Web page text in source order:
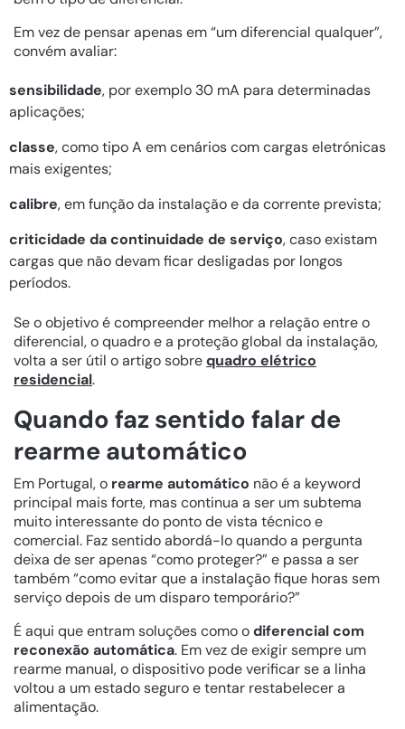
Em vez de pensar apenas em “um diferencial qualquer”,
convém avaliar:
sensibilidade, por exemplo 30 mA para determinadas
aplicações;
classe, como tipo A em cenários com cargas eletrónicas
mais exigentes;
calibre, em função da instalação e da corrente prevista;
criticidade da continuidade de serviço, caso existam
cargas que não devam ficar desligadas por longos
períodos.
Se o objetivo é compreender melhor a relação entre o
diferencial, o quadro e a proteção global da instalação,
volta a ser útil o artigo sobrequadro elétrico
residencial.
Quando faz sentido falar de
rearme automático
Em Portugal, o rearme automático não é a keyword
principal mais forte, mas continua a ser um subtema
muito interessante do ponto de vista técnico e
comercial. Faz sentido abordá-lo quando a pergunta
deixa de ser apenas “como proteger?” e passa a ser
também “como evitar que a instalação fique horas sem
serviço depois de um disparo temporário?”
É aqui que entram soluções como odiferencial com
reconexão automática. Em vez de exigir sempre um
rearme manual, o dispositivo pode verificar se a linha
voltou a um estado seguro e tentar restabelecer a
alimentação.